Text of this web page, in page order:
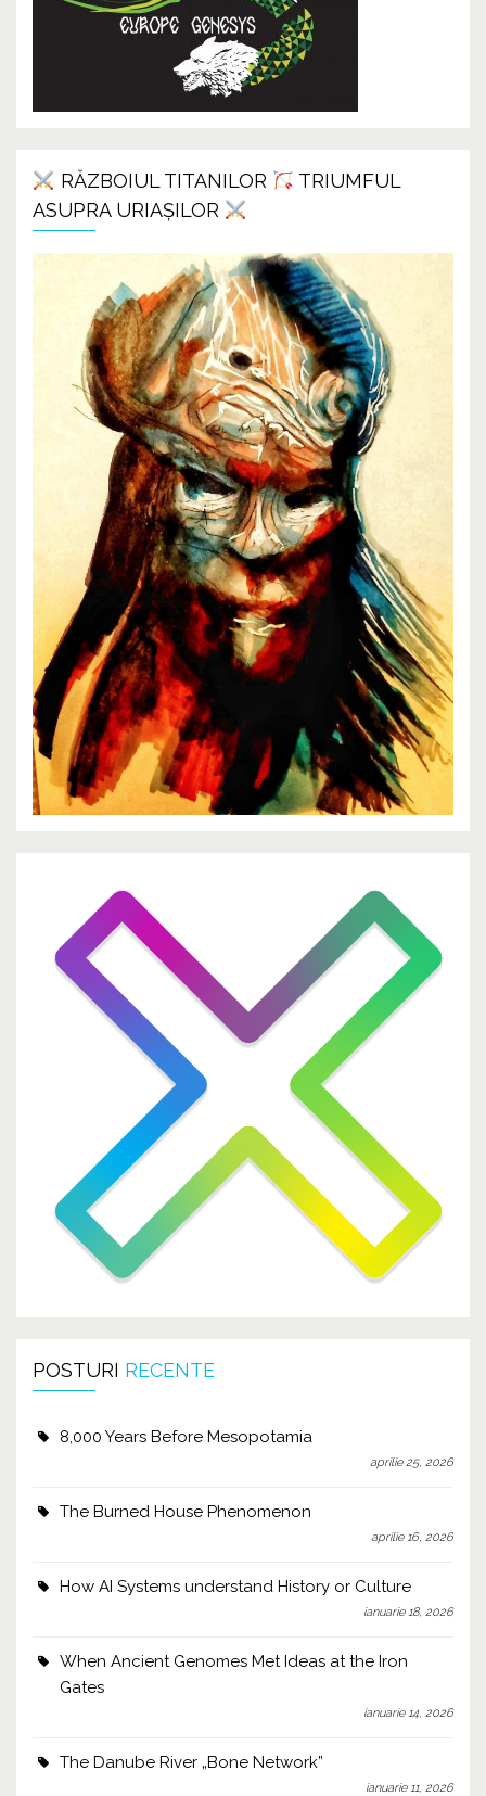
RĂZBOIUL TITANILOR
TRIUMFUL
ASUPRA URIAȘILOR
POSTURI RECENTE
8,000 Years Before Mesopotamia
aprilie 25, 2026
The Burned House Phenomenon
aprilie 16, 2026
How AI Systems understand History or Culture
ianuarie 18, 2026
When Ancient Genomes Met Ideas at the Iron
Gates
ianuarie 14, 2026
The Danube River „Bone Network”
ianuarie 11, 2026